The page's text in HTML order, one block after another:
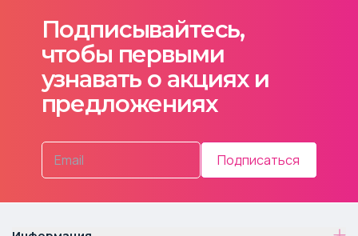
Подписывайтесь,
чтобы первыми
узнавать о акциях и
предложениях
Подписаться